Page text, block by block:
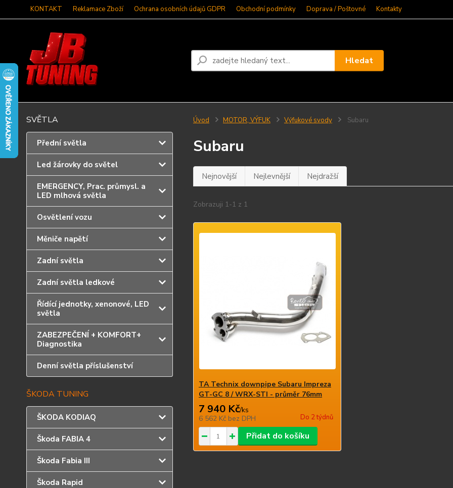
KONTAKT Reklamace Zboží Ochrana osobních údajů GDPR Obchodní podmínky Doprava / Poštovné Kontakty
Hledat
SVĚTLA
Přední světla
Led žárovky do světel
EMERGENCY, Prac. průmysl. a
LED mlhová světla
Osvětlení vozu
Měniče napětí
Zadní světla
Zadní světla ledkové
Řídící jednotky, xenonové, LED
světla
ZABEZPEČENÍ + KOMFORT+
Diagnostika
Denní světla příslušenství
ŠKODA TUNING
ŠKODA KODIAQ
Škoda FABIA 4
Škoda Fabia III
Škoda Rapid
Úvod MOTOR, VÝFUK Výfukové svody Subaru
Subaru
Nejnovější Nejlevnější Nejdražší
Zobrazuji 1-1 z 1
TA Technix downpipe Subaru Impreza
GT-GC 8 / WRX-STI - průměr 76mm
7 940 Kč/ks
6 562 Kč bez DPH Do 2 týdnů
Přidat do košíku